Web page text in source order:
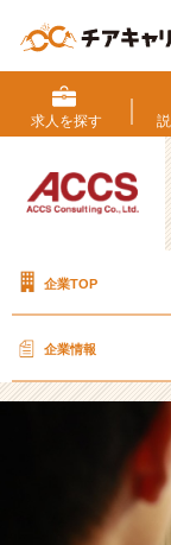
求人を探す
企業TOP
企業情報